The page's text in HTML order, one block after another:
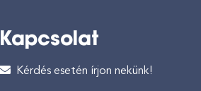
Kapcsolat
Kérdés esetén írjon nekünk!